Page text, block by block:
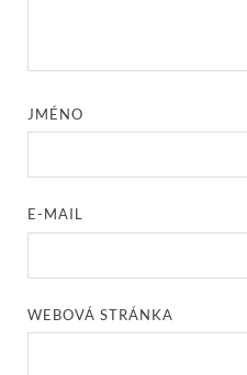
JMÉNO
E-MAIL
WEBOVÁ STRÁNKA